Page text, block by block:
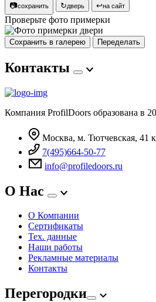
📷сохранить ↻дверь ↩на сайт
Проверьте фото примерки
Сохранить в галерею Переделать
Контакты
Компания ProfilDoors образована в
Москва, м. Тютчевская,
7(495)664-50-77
info@profiledoors.ru
О Нас
О Компании
Сертификаты
Тех. данные
Наши работы
Рекламные материалы
Контакты
Перегородки